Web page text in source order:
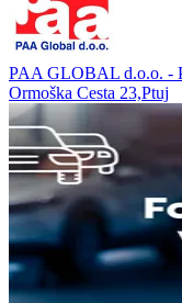
PAA GLOBAL d.o.o. -
Ormoška Cesta 23,Ptuj